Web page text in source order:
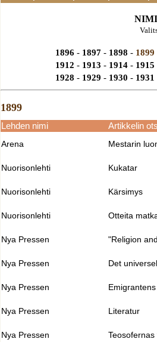
1896 - 1897 - 1898 - 1899
1912 - 1913 - 1914 - 1915
1928 - 1929 - 1930 - 1931
1899
Lehden nimi Artikkelin
Arena Mestarin
Nuorisonlehti Kukatar
Nuorisonlehti Kärsimys
Nuorisonlehti Otteita
Nya Pressen "Religion
Nya Pressen Det
Nya Pressen
Nya Pressen Literatur
Nya Pressen